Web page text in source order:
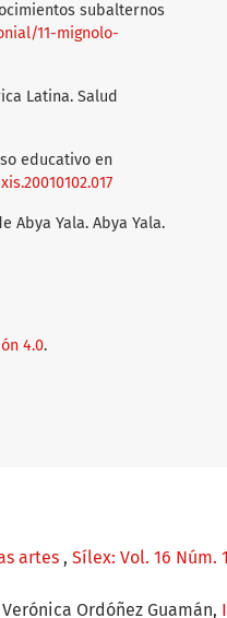
subalternos
11-mignolo-
Latina. Salud
educativo en
Abya Yala. Abya Yala.
4.0.
artes , Sílex: Vol. 16
Ordóñez Guamán,